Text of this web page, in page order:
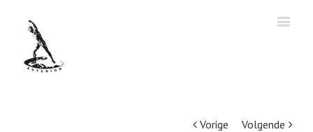
Vorige Volgende